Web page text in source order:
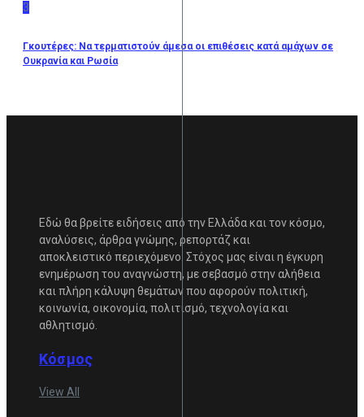
3
Γκουτέρες: Να τερματιστούν άμεσα οι επιθέσεις κατά αμάχων σε
Ουκρανία και Ρωσία
Εδώ θα βρείτε ειδήσεις από την Ελλάδα και τον κόσμο,
αναλύσεις, άρθρα γνώμης, ρεπορτάζ και
αποκλειστικό περιεχόμενο. Στόχος μας είναι η έγκυρη
ενημέρωση του αναγνώστη, με σεβασμό στην αλήθεια
και πλήρη κάλυψη θεμάτων που αφορούν πολιτική,
κοινωνία, οικονομία, πολιτισμό, τεχνολογία και
αθλητισμό.
Κόσμος
View All